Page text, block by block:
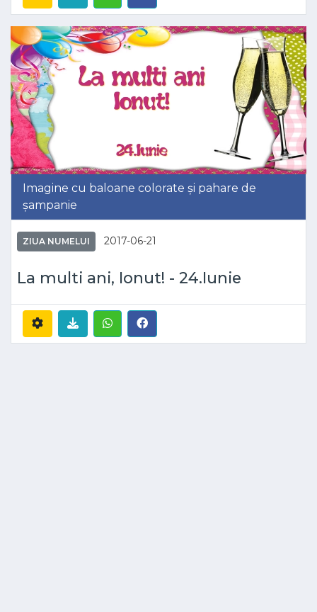
Imagine cu baloane colorate și pahare de
șampanie
ZIUA NUMELUI 2017-06-21
La multi ani, Ionut! - 24.Iunie